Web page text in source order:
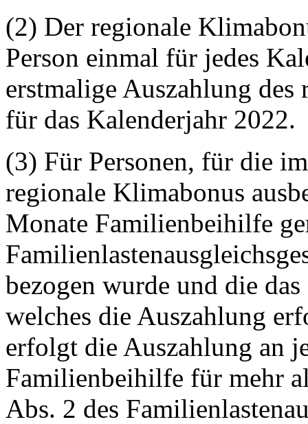
(2) Der regionale
Person einmal für jedes
erstmalige Auszahlung
für das Kalenderjahr 2022.
(3) Für Personen, für die
regionale Klimabonus
Monate Familienbeihilfe
bezogen wurde und die
welches die Auszahlung
erfolgt die Auszahlung an
Familienbeihilfe für mehr
Abs. 2 des